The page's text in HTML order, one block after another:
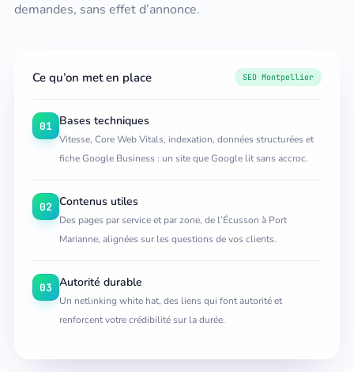
demandes, sans effet d’annonce.
Ce qu’on met en place SEO Montpellier
01 Bases techniques
Vitesse, Core Web Vitals, indexation, données structurées et
fiche Google Business : un site que Google lit sans accroc.
02 Contenus utiles
Des pages par service et par zone, de l’Écusson à Port
Marianne, alignées sur les questions de vos clients.
03 Autorité durable
Un netlinking white hat, des liens qui font autorité et
renforcent votre crédibilité sur la durée.